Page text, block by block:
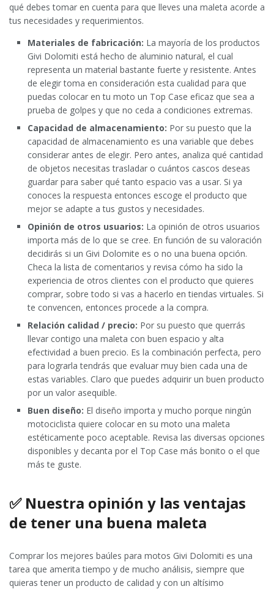
qué debes tomar en cuenta para que lleves una maleta acorde a
tus necesidades y requerimientos.
Materiales de fabricación: La mayoría de los productos
Givi Dolomiti está hecho de aluminio natural, el cual
representa un material bastante fuerte y resistente. Antes
de elegir toma en consideración esta cualidad para que
puedas colocar en tu moto un Top Case eficaz que sea a
prueba de golpes y que no ceda a condiciones extremas.
Capacidad de almacenamiento: Por su puesto que la
capacidad de almacenamiento es una variable que debes
considerar antes de elegir. Pero antes, analiza qué cantidad
de objetos necesitas trasladar o cuántos cascos deseas
guardar para saber qué tanto espacio vas a usar. Si ya
conoces la respuesta entonces escoge el producto que
mejor se adapte a tus gustos y necesidades.
Opinión de otros usuarios: La opinión de otros usuarios
importa más de lo que se cree. En función de su valoración
decidirás si un Givi Dolomite es o no una buena opción.
Checa la lista de comentarios y revisa cómo ha sido la
experiencia de otros clientes con el producto que quieres
comprar, sobre todo si vas a hacerlo en tiendas virtuales. Si
te convencen, entonces procede a la compra.
Relación calidad / precio: Por su puesto que querrás
llevar contigo una maleta con buen espacio y alta
efectividad a buen precio. Es la combinación perfecta, pero
para lograrla tendrás que evaluar muy bien cada una de
estas variables. Claro que puedes adquirir un buen producto
por un valor asequible.
Buen diseño: El diseño importa y mucho porque ningún
motociclista quiere colocar en su moto una maleta
estéticamente poco aceptable. Revisa las diversas opciones
disponibles y decanta por el Top Case más bonito o el que
más te guste.
✅ Nuestra opinión y las ventajas
de tener una buena maleta
Comprar los mejores baúles para motos Givi Dolomiti es una
tarea que amerita tiempo y de mucho análisis, siempre que
quieras tener un producto de calidad y con un altísimo